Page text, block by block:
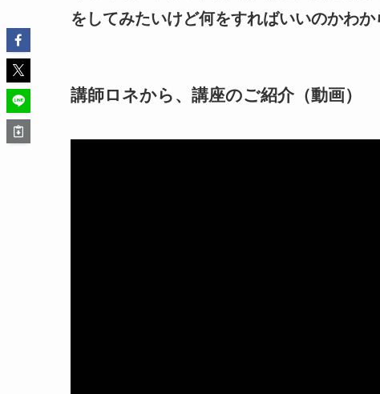
をしてみたいけど何をすればいいのかわ
講師ロネから、講座のご紹介（動画）